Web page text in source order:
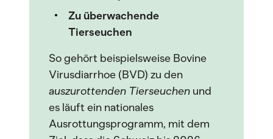
Zu überwachende
Tierseuchen
So gehört beispielsweise Bovine
Virusdiarrhoe (BVD) zu den
auszurottenden Tierseuchen und
es läuft ein nationales
Ausrottungsprogramm, mit dem